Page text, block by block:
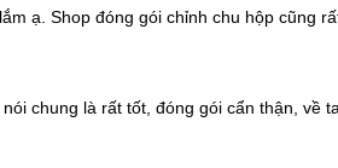
mẫu hoặc bị hư hỏng trong quá trình
ạ. Shop đóng gói chỉnh chu hộp cũng
chung là rất tốt, đóng gói cẩn thận, về